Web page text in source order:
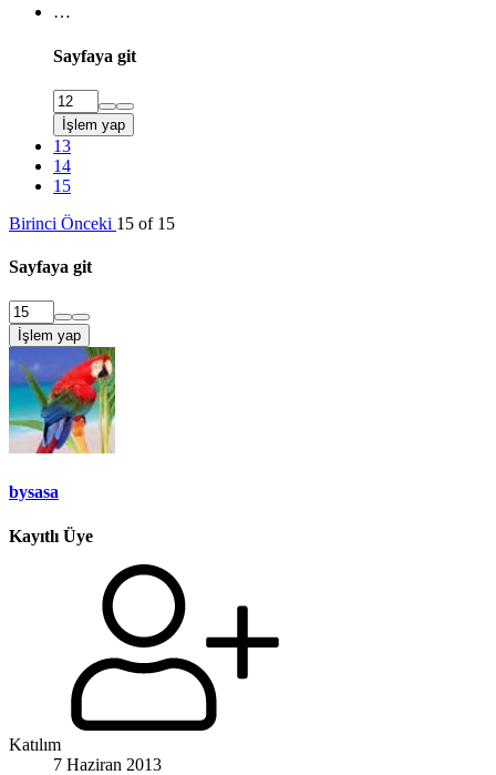
…
Sayfaya git
İşlem yap
13
14
15
Birinci Önceki 15 of 15
Sayfaya git
İşlem yap
bysasa
Kayıtlı Üye
Katılım
7 Haziran 2013